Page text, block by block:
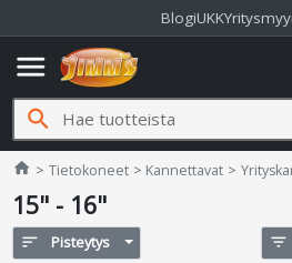
BlogiUKK
menu
search
home Jimms.fi
Tietokoneet Kannettavat
15" - 16"
sort Pisteytys filter_list